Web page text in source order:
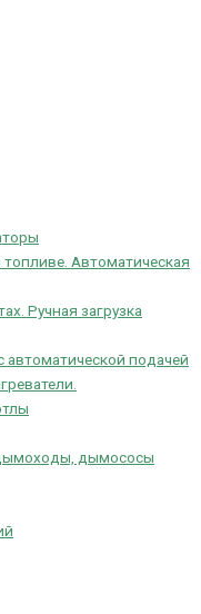
Автоматическая
Ручная загрузка
автоматической подачей
дымососы